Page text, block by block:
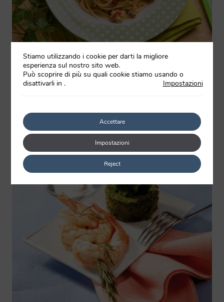
Tutti amano gli spaghetti, specialmente
quando sono conditi con un sugo
succulento. I bambini possono contribuire
dall’inizio alla fine, e sicuramente non
Secondo: Spiedini di gamberi con
broccoli
Stiamo utilizzando i cookie per darti la migliore
esperienza sul nostro sito web.
Può scoprire di più su quali cookie stiamo usando o
disattivarli in
Impostazioni
.
Accettare
Reject
Impostazioni